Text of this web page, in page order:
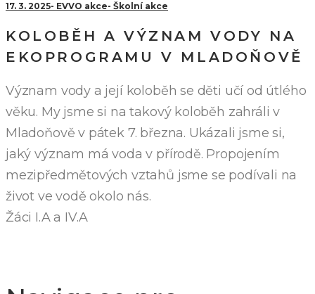
17. 3. 2025 EVVO akce Školní akce
KOLOBĚH A VÝZNAM VODY NA
EKOPROGRAMU V MLADOŇOVĚ
Význam vody a její koloběh se děti učí od útlého
věku. My jsme si na takový koloběh zahráli v
Mladoňově v pátek 7. března. Ukázali jsme si,
jaký význam má voda v přírodě. Propojením
mezipředmětových vztahů jsme se podívali na
život ve vodě okolo nás.
Žáci I.A a IV.A